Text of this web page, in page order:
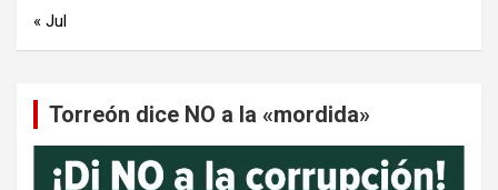
« Jul
Torreón dice NO a la «mordida»